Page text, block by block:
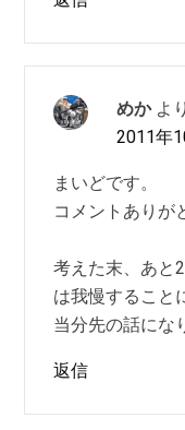
めか よ
2011年
まいどです。
コメントありが
考えた末、あと
は我慢すること
当分先の話にな
返信